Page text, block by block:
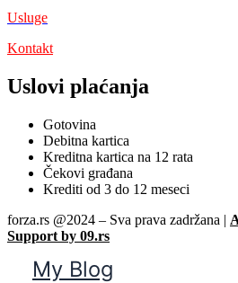
Usluge
Kontakt
Uslovi plaćanja
Gotovina
Debitna kartica
Kreditna kartica na 12 rata
Čekovi građana
Krediti od 3 do 12 meseci
forza.rs @2024 – Sva prava zadržana |
Support by 09.rs